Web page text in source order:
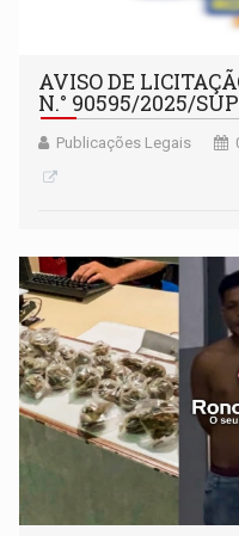
AVISO DE
N.° 90595/2025/
Publicações Legais